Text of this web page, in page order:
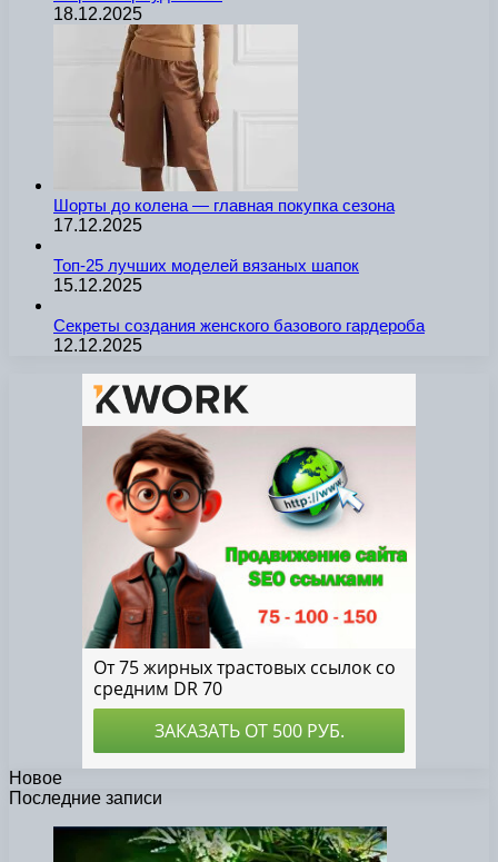
18.12.2025
Шорты до колена — главная покупка сезона
17.12.2025
Топ-25 лучших моделей вязаных шапок
15.12.2025
Секреты создания женского базового гардероба
12.12.2025
Новое
Последние записи